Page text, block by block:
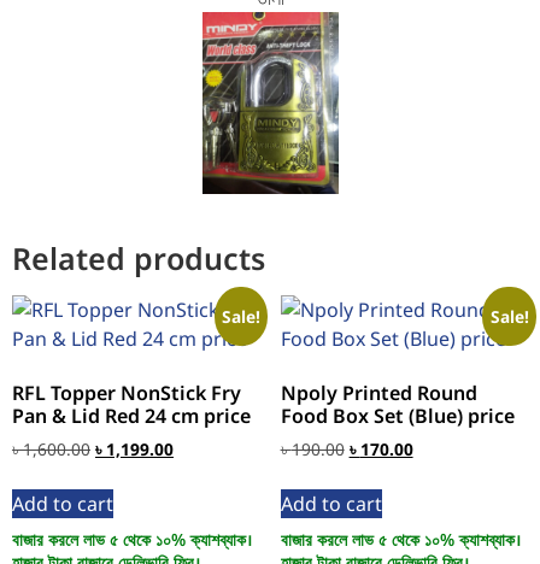
Related products
Sale!
RFL Topper NonStick Fry
Pan & Lid Red 24 cm price
৳1,600.00 ৳ 1,199.00
Add to cart
বাজার করলে লাভ ৫ থেকে ১০% ক্যাশব্যাক।
Sale!
Npoly Printed Round
Food Box Set (Blue) price
৳190.00 ৳ 170.00
Add to cart
বাজার করলে লাভ ৫ থেকে ১০% ক্যাশব্যাক।